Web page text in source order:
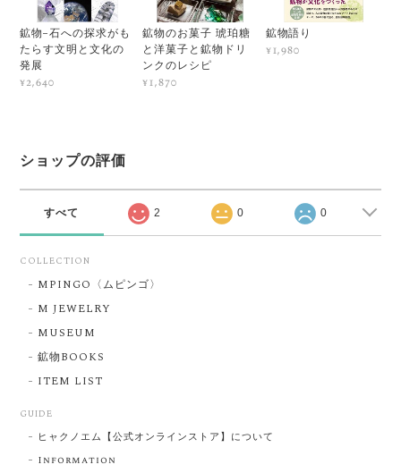
鉱物−石への探求がも
たらす文明と文化の
発展
¥2,640
鉱物のお菓子 琥珀糖
と洋菓子と鉱物ドリ
ンクのレシピ
¥1,870
鉱物語り
¥1,980
ショップの評価
すべて 2 0 0
COLLECTION
MPINGO〈ムピンゴ〉
M JEWELRY
MUSEUM
鉱物BOOKS
ITEM LIST
GUIDE
ヒャクノエム【公式オンラインストア】について
Information